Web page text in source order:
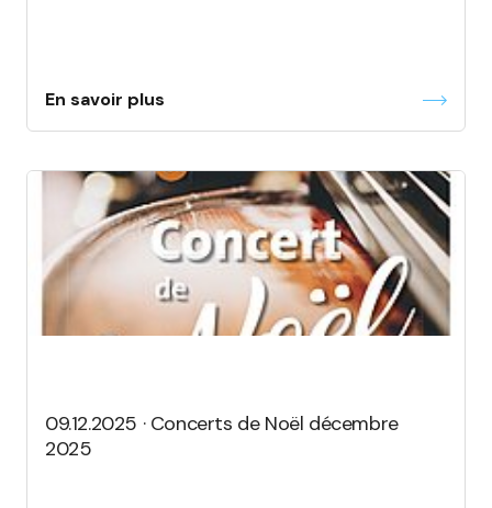
En savoir plus
09.12.2025 · Concerts de Noël décembre
2025